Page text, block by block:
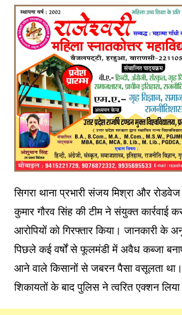
सिगरा थाना प्रभारी संजय मिश्रा और रोडवेज
कुमार गौरव सिंह की टीम ने संयुक्त कार्रवाई
आरोपियों को गिरफ्तार किया। जानकारी के
पिछले कई वर्षों से फूलमंडी में अवैध कब्जा
आने वाले किसानों से जबरन पैसा वसूलता था।
शिकायतों के बाद पुलिस ने त्वरित एक्शन